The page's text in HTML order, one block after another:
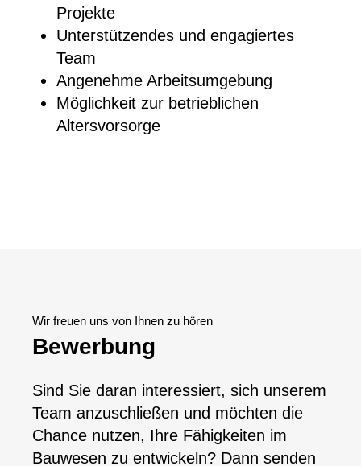
Projekte
Unterstützendes und engagiertes
Team
Angenehme Arbeitsumgebung
Möglichkeit zur betrieblichen
Altersvorsorge
Wir freuen uns von Ihnen zu hören
Bewerbung
Sind Sie daran interessiert, sich unserem
Team anzuschließen und möchten die
Chance nutzen, Ihre Fähigkeiten im
Bauwesen zu entwickeln? Dann senden